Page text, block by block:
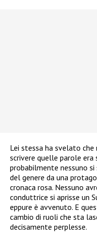
Lei stessa ha svelato che
scrivere quelle parole era
probabilmente nessuno
del genere da una
cronaca rosa. Nessuno
conduttrice si aprisse un
eppure è avvenuto. E
cambio di ruoli che sta
decisamente perplesse.